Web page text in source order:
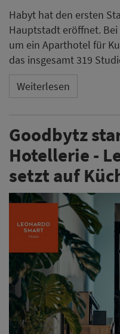
Habyt hat den ersten
Hauptstadt eröffnet.
um ein Aparthotel für
das insgesamt 319
Weiterlesen
Goodbytz
Hotellerie -
setzt auf